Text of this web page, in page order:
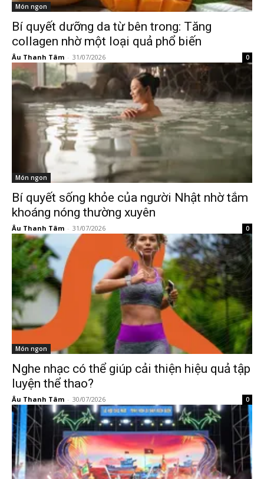
Món ngon
Bí quyết dưỡng da từ bên trong: Tăng
collagen nhờ một loại quả phổ biến
Âu Thanh Tâm - 31/07/2026 0
Món ngon
Bí quyết sống khỏe của người Nhật nhờ tắm
khoáng nóng thường xuyên
Âu Thanh Tâm - 31/07/2026 0
Món ngon
Nghe nhạc có thể giúp cải thiện hiệu quả tập
luyện thể thao?
Âu Thanh Tâm - 30/07/2026 0